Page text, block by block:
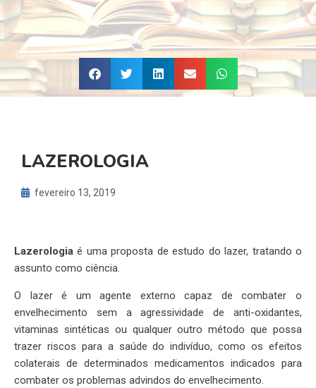
LAZEROLOGIA
fevereiro 13, 2019
Lazerologia é uma proposta de estudo do lazer, tratando o
assunto como ciência.
O lazer é um agente externo capaz de combater o
envelhecimento sem a agressividade de anti-oxidantes,
vitaminas sintéticas ou qualquer outro método que possa
trazer riscos para a saúde do indivíduo, como os efeitos
colaterais de determinados medicamentos indicados para
combater os problemas advindos do envelhecimento.